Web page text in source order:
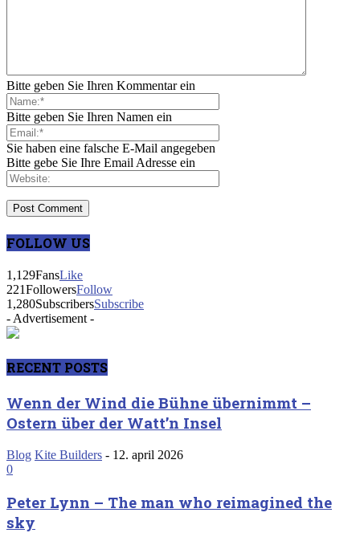
Bitte geben Sie Ihren Kommentar ein
Bitte geben Sie Ihren Namen ein
Sie haben eine falsche E-Mail angegeben
Bitte gebe Sie Ihre Email Adresse ein
FOLLOW US
1,129FansLike
221FollowersFollow
1,280SubscribersSubscribe
- Advertisement -
RECENT POSTS
Wenn der Wind die Bühne übernimmt –
Ostern über der Watt’n Insel
Blog Kite Builders - 12. april 2026
0
Peter Lynn – The man who reimagined the
sky